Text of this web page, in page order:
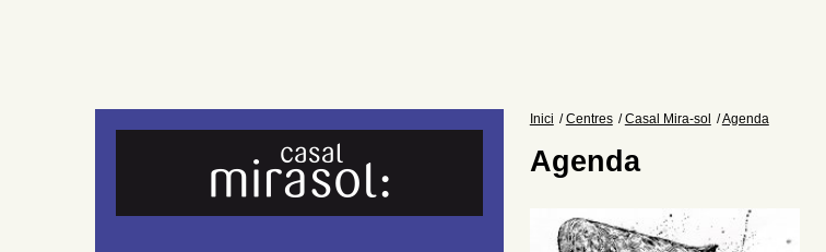
Inici Centres Casal Mira-sol Agenda
Agenda